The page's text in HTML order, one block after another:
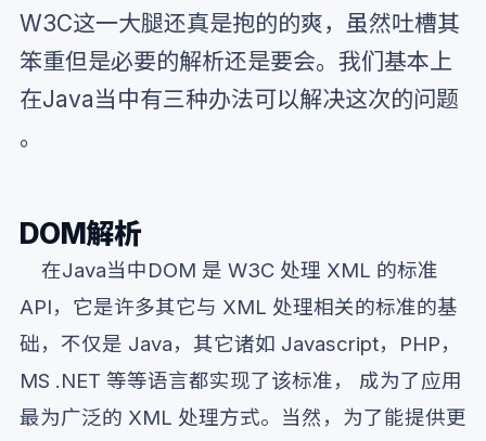
W3C这一大腿还真是抱的的爽，虽然吐槽其
笨重但是必要的解析还是要会。我们基本上
在Java当中有三种办法可以解决这次的问题
。
DOM解析
在Java当中DOM 是 W3C 处理 XML 的标准
API，它是许多其它与 XML 处理相关的标准的基
础，不仅是 Java，其它诸如 Javascript，PHP，
MS .NET 等等语言都实现了该标准， 成为了应用
最为广泛的 XML 处理方式。当然，为了能提供更